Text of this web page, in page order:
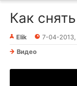
Как
Elik 7-04-2013,
Видео